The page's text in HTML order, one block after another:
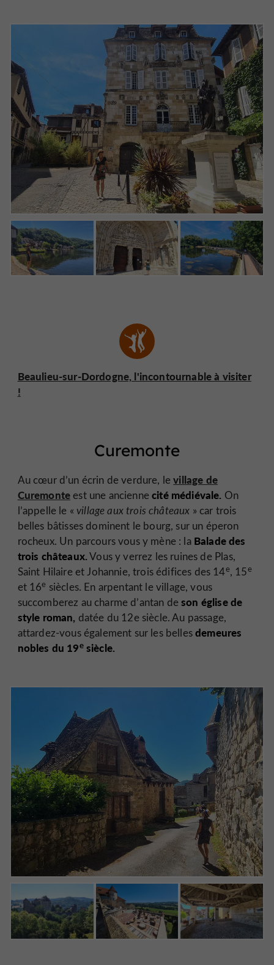
Beaulieu-sur-Dordogne, l'incontournable à visiter
!
Curemonte
Au cœur d’un écrin de verdure, levillage de
Curemonteest une anciennecité médiévale. On
l’appelle le «village aux trois châteaux » car trois
belles bâtisses dominent le bourg, sur un éperon
rocheux. Un parcours vous y mène : la Balade des
trois châteaux.Vous y verrez les ruines de Plas,
Saint Hilaire et Johannie, trois édifices des 14e, 15e
et 16e siècles. En arpentant le village, vous
succomberez au charme d’antan deson église de
style roman, datée du 12e siècle. Au passage,
attardez-vous également sur les bellesdemeures
nobles du 19esiècle.